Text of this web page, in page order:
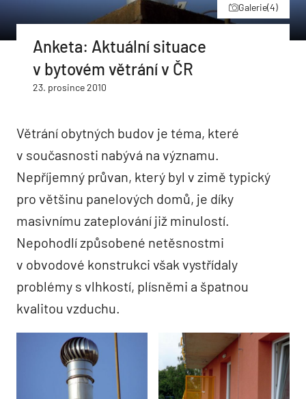
Galerie(4)
Anketa: Aktuální situace
v bytovém větrání v ČR
23. prosince 2010
Větrání obytných budov je téma, které
v současnosti nabývá na významu.
Nepříjemný průvan, který byl v zimě typický
pro většinu panelových domů, je díky
masivnímu zateplování již minulostí.
Nepohodlí způsobené netěsnostmi
v obvodové konstrukci však vystřídaly
problémy s vlhkostí, plísněmi a špatnou
kvalitou vzduchu.